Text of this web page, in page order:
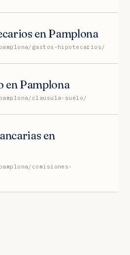
en Pamplona
gastos-hipotecarios/
en Pamplona
clausula-suelo/
en
comisiones-